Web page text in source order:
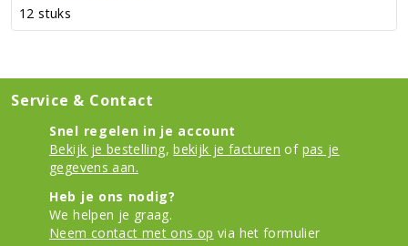
12 stuks
Service & Contact
Snel regelen in je account
Bekijk je bestelling, bekijk je facturen of pas je
gegevens aan.
Heb je ons nodig?
We helpen je graag.
Neem contact met ons op via het formulier